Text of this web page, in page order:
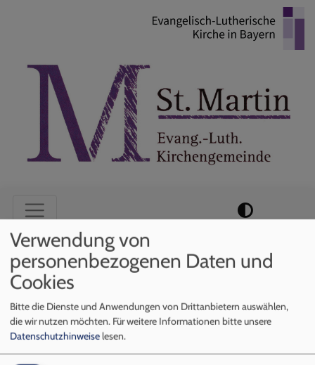
Hauptnavigation
Startseite Kirchenpflegerin
Kirchenpflegerin
Verwendung von
personenbezogenen Daten und
Cookies
Bitte die Dienste und Anwendungen von Drittanbietern auswählen,
die wir nutzen möchten. Für weitere Informationen bitte unsere
Datenschutzhinweiselesen.